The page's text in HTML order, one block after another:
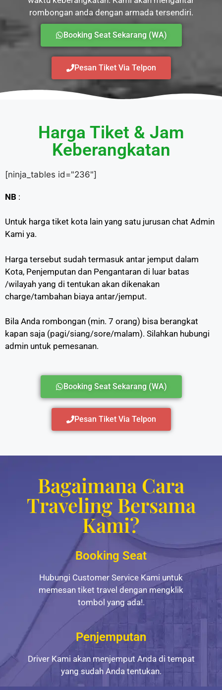
rombongan anda dengan armada tersendiri.
Booking Seat Sekarang (WA)
Pesan Tiket Via Telpon
Harga Tiket & Jam
Keberangkatan
[ninja_tables id="236"]
NB :
Untuk harga tiket kota lain yang satu jurusan chat Admin
Kami ya.
Harga tersebut sudah termasuk antar jemput dalam
Kota, Penjemputan dan Pengantaran di luar batas
/wilayah yang di tentukan akan dikenakan
charge/tambahan biaya antar/jemput.
Bila Anda rombongan (min. 7 orang) bisa berangkat
kapan saja (pagi/siang/sore/malam). Silahkan hubungi
admin untuk pemesanan.
Booking Seat Sekarang (WA)
Pesan Tiket Via Telpon
Bagaimana Cara
Traveling Bersama
Kami?
Booking Seat
Hubungi Customer Service Kami untuk
memesan tiket travel dengan mengklik
tombol yang ada!.
Penjemputan
Driver Kami akan menjemput Anda di tempat
yang sudah Anda tentukan.